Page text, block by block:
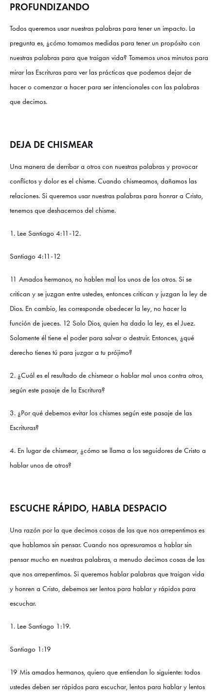
PROFUNDIZANDO
Todos queremos usar nuestras palabras para tener un impacto. La
pregunta es, ¿cómo tomamos medidas para tener un propósito con
nuestras palabras para que traigan vida? Tomemos unos minutos para
mirar las Escrituras para ver las prácticas que podemos dejar de
hacer o comenzar a hacer para ser intencionales con las palabras
que decimos.
DEJA DE CHISMEAR
Una manera de derribar a otros con nuestras palabras y provocar
conflictos y dolor es el chisme. Cuando chismeamos, dañamos las
relaciones. Si queremos usar nuestras palabras para honrar a Cristo,
tenemos que deshacernos del chisme.
1. Lee Santiago 4:11-12.
Santiago 4:11-12
11 Amados hermanos, no hablen mal los unos de los otros. Si se
critican y se juzgan entre ustedes, entonces critican y juzgan la ley de
Dios. En cambio, les corresponde obedecer la ley, no hacer la
función de jueces. 12 Solo Dios, quien ha dado la ley, es el Juez.
Solamente él tiene el poder para salvar o destruir. Entonces, ¿qué
derecho tienes tú para juzgar a tu prójimo?
2. ¿Cuál es el resultado de chismear o hablar mal unos contra otros,
según este pasaje de la Escritura?
3. ¿Por qué debemos evitar los chismes según este pasaje de las
Escrituras?
4. En lugar de chismear, ¿cómo se llama a los seguidores de Cristo a
hablar unos de otros?
ESCUCHE RÁPIDO, HABLA DESPACIO
Una razón por la que decimos cosas de las que nos arrepentimos es
que hablamos sin pensar. Cuando nos apresuramos a hablar sin
pensar mucho en nuestras palabras, a menudo decimos cosas de las
que nos arrepentimos. Si queremos hablar palabras que traigan vida
y honren a Cristo, debemos ser lentos para hablar y rápidos para
escuchar.
1. Lee Santiago 1:19.
Santiago 1:19
19 Mis amados hermanos, quiero que entiendan lo siguiente: todos
ustedes deben ser rápidos para escuchar, lentos para hablar y lentos